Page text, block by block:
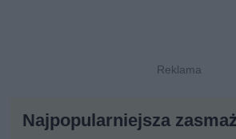
Najpopularniejsza